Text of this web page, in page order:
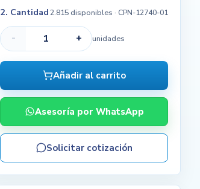
2. Cantidad2.815 disponibles · CPN-12740-01
- + unidades
Añadir al carrito
Asesoría por WhatsApp
Solicitar cotización